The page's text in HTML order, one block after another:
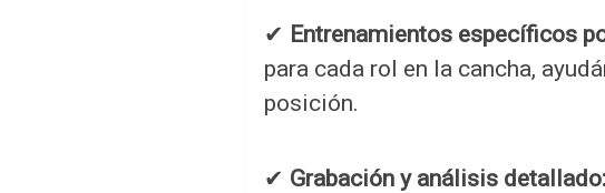
✔ Entrenamientos específicos
para cada rol en la cancha,
posición.
✔ Grabación y análisis detallado: